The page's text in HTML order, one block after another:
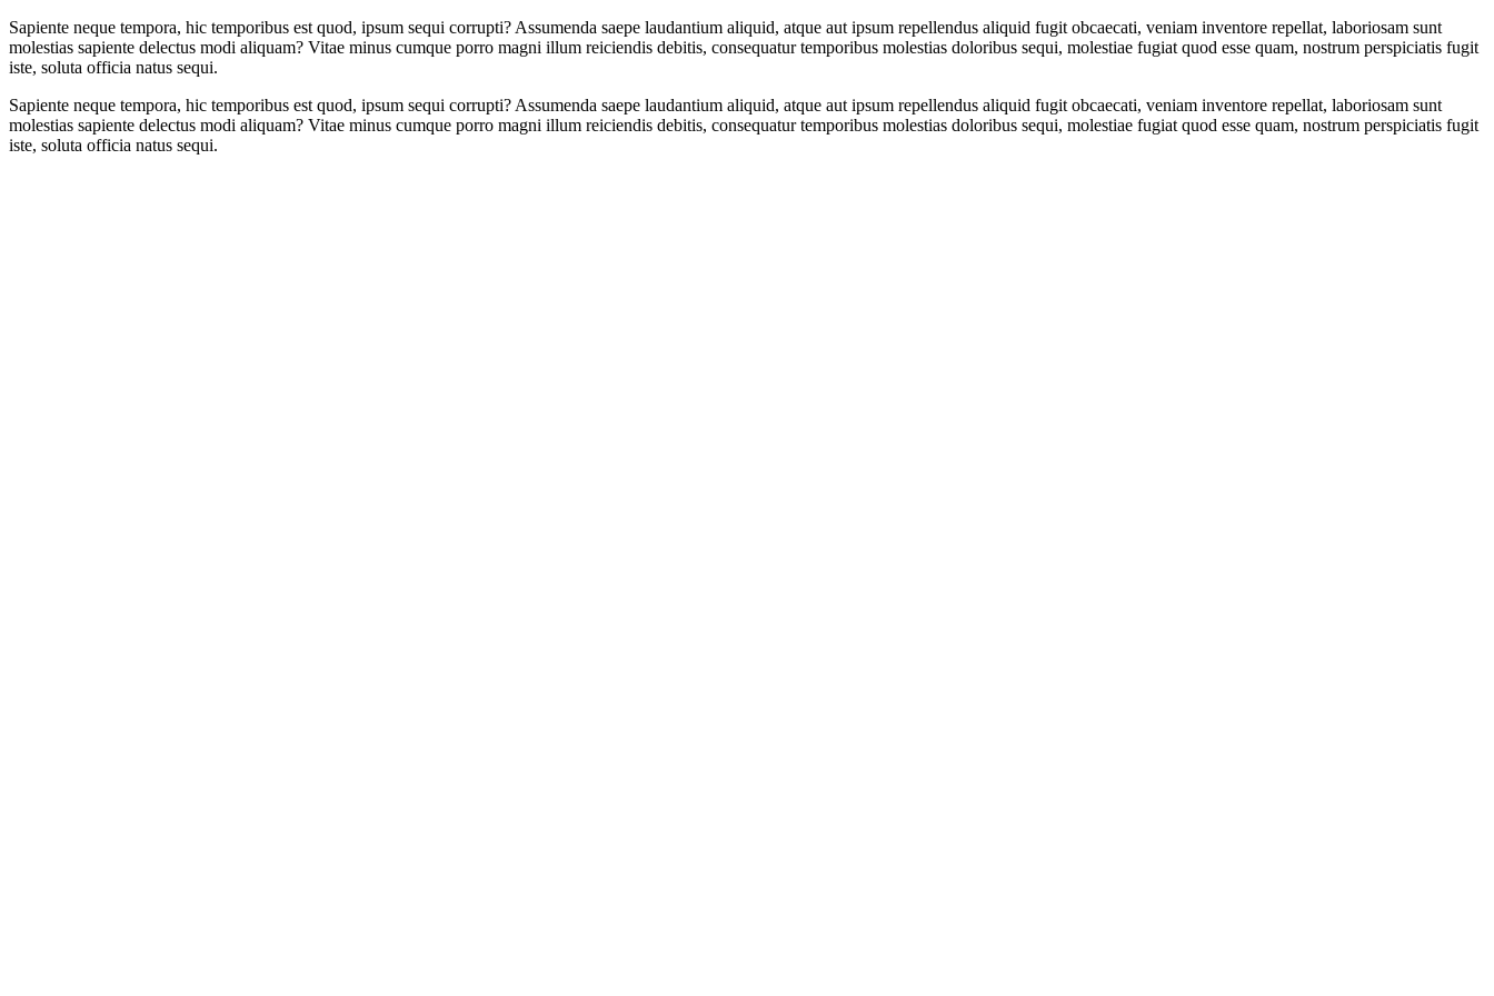
Sapiente neque tempora, hic temporibus est quod, ipsum sequi corrupti? Assumenda saepe laudantium aliquid, atque aut ipsum repellendus aliquid fugit obcaecati, veniam inventore repellat, laboriosam sunt
molestias sapiente delectus modi aliquam? Vitae minus cumque porro magni illum reiciendis debitis, consequatur temporibus molestias doloribus sequi, molestiae fugiat quod esse quam, nostrum perspiciatis fugit
iste, soluta officia natus sequi.
Sapiente neque tempora, hic temporibus est quod, ipsum sequi corrupti? Assumenda saepe laudantium aliquid, atque aut ipsum repellendus aliquid fugit obcaecati, veniam inventore repellat, laboriosam sunt
molestias sapiente delectus modi aliquam? Vitae minus cumque porro magni illum reiciendis debitis, consequatur temporibus molestias doloribus sequi, molestiae fugiat quod esse quam, nostrum perspiciatis fugit
iste, soluta officia natus sequi.